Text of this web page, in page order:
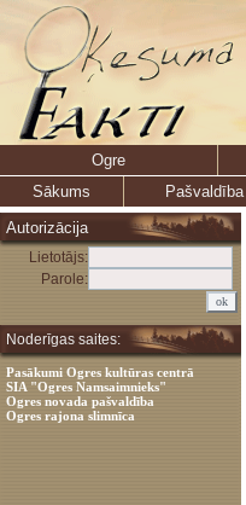
Ogre
Sākums
Pašvaldība
Autorizācija
Lietotājs:
Parole:
Noderīgas saites:
Pasākumi Ogres kultūras centrā
SIA "Ogres Namsaimnieks"
Ogres novada pašvaldība
Ogres rajona slimnīca